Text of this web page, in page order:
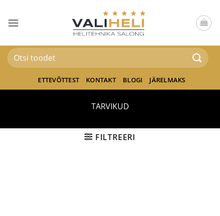
content
Otsi:
ETTEVÕTTEST KONTAKT BLOGI JÄRELMAKS
TARVIKUD
FILTREERI